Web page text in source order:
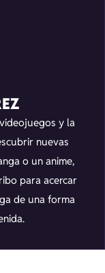
y la
nuevas
o un anime,
para acercar
de una forma